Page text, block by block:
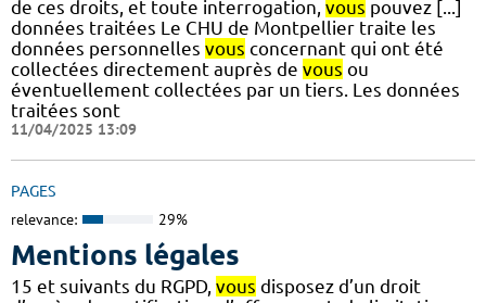
de ces droits, et toute interrogation, vous pouvez [...]
données traitées Le CHU de Montpellier traite les
données personnelles vous concernant qui ont été
collectées directement auprès de vous ou
éventuellement collectées par un tiers. Les données
traitées sont
11/04/2025 13:09
PAGES
relevance: 29%
Mentions légales
15 et suivants du RGPD, vous disposez d’un droit